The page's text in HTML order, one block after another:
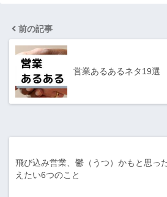
前の記事
営業あるあるネタ19選
飛び込み営業、鬱（うつ）かもと思っ
えたい6つのこと